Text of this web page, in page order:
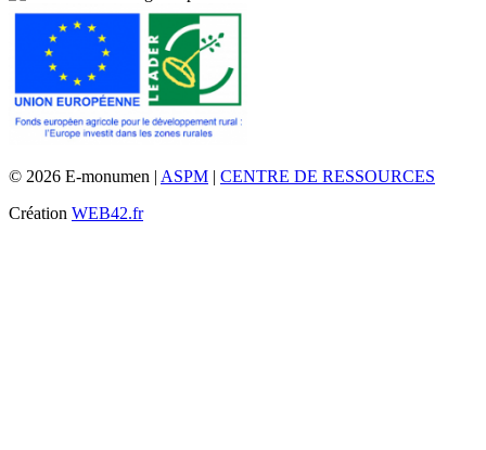
© 2026 E-monumen | ASPM | CENTRE DE RESSOURCES
Création WEB42.fr